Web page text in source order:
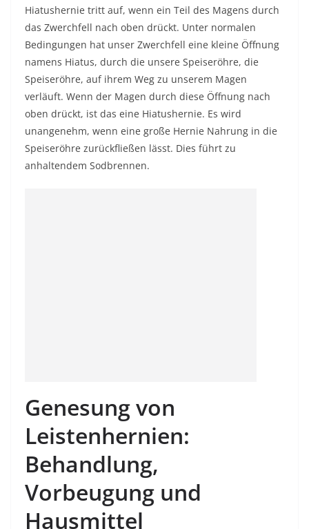
Hiatushernie tritt auf, wenn ein Teil des Magens durch
das Zwerchfell nach oben drückt. Unter normalen
Bedingungen hat unser Zwerchfell eine kleine Öffnung
namens Hiatus, durch die unsere Speiseröhre, die
Speiseröhre, auf ihrem Weg zu unserem Magen
verläuft. Wenn der Magen durch diese Öffnung nach
oben drückt, ist das eine Hiatushernie. Es wird
unangenehm, wenn eine große Hernie Nahrung in die
Speiseröhre zurückfließen lässt. Dies führt zu
anhaltendem Sodbrennen.
Genesung von
Leistenhernien:
Behandlung,
Vorbeugung und
Hausmittel